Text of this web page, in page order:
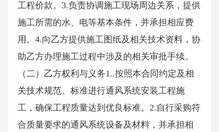
工程价款。3.负责协调施工现场周边关系，提供
施工所需的水、电等基本条件，并承担相应费
用。4.向乙方提供施工图纸及相关技术资料，协
助乙方办理施工过程中涉及的相关审批手续。
（二）乙方权利与义务1..按照本合同约定及相
关技术规范、标准进行通风系统安装工程施
工，确保工程质量达到优良标准。2.自行采购符
合质量要求的通风系统设备及材料，并承担相